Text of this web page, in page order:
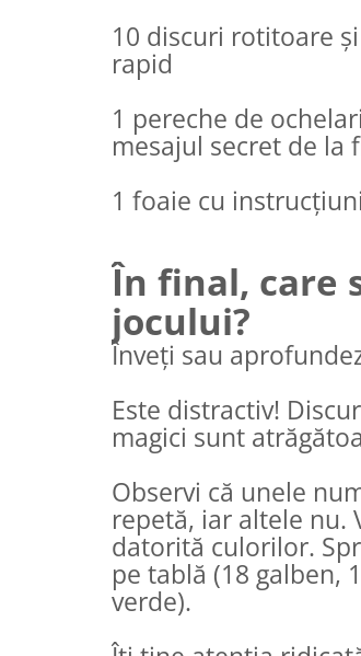
10 discuri rotitoare
rapid
1 pereche de
mesajul secret de la
1 foaie cu instrucțiuni
În final, care
jocului?
Înveți sau
Este distractiv!
magici sunt
Observi că unele
repetă, iar altele nu.
datorită culorilor.
pe tablă (18 galben,
verde).